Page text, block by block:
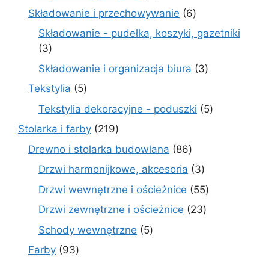
produkty
Składowanie i przechowywanie 66
produktów
Składowanie - pudełka, koszyki, gazetniki
33
produkty
Składowanie i organizacja biura 33
Tekstylia 55
produktów
Tekstylia dekoracyjne - poduszki 55
Stolarka i farby 219219
produktów
Drewno i stolarka budowlana 8686
produktów
Drzwi harmonijkowe, akcesoria 33
produkty
Drzwi wewnętrzne i ościeżnice 5555
produktów
Drzwi zewnętrzne i ościeżnice 2323
Schody wewnętrzne 55
Farby 9393